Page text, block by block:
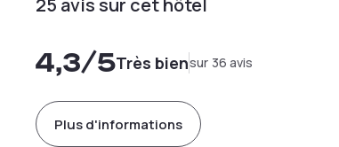
25 avis sur cet hôtel
4,3/5Très biensur 36 avis
Plus d'informations